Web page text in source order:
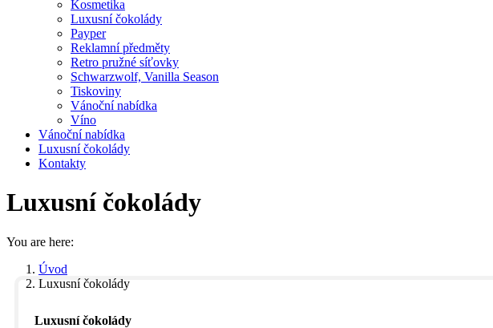
Kosmetika
Luxusní čokolády
Payper
Reklamní předměty
Retro pružné síťovky
Schwarzwolf, Vanilla Season
Tiskoviny
Vánoční nabídka
Víno
Vánoční nabídka
Luxusní čokolády
Kontakty
Luxusní čokolády
You are here:
Úvod
Luxusní čokolády
Luxusní čokolády